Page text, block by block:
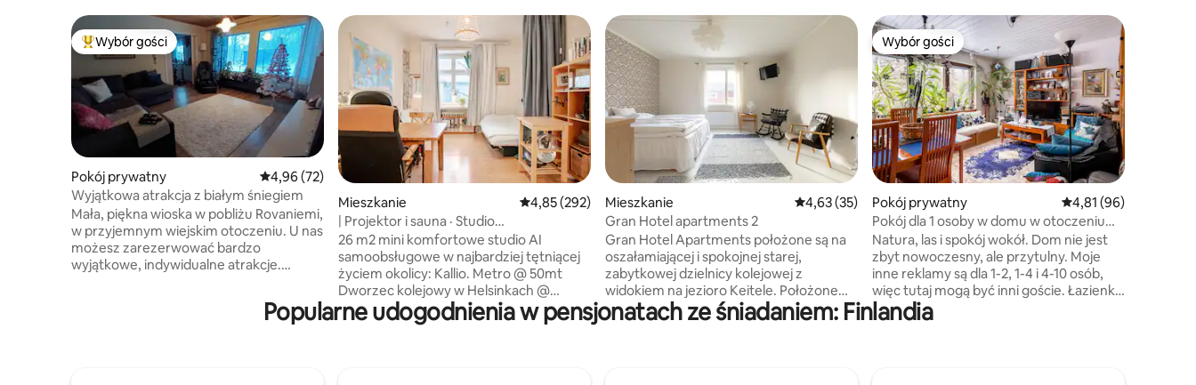
Najpopularniejsze z kategorii Wybór gości
Wybór gości
Pokój prywatny Średnia ocena: 4,96 na 5, liczba recenzji: 72
4,96 (72)
Wyjątkowa atrakcja z białym śniegiem
Mała, piękna wioska w pobliżu Rovaniemi,
w przyjemnym wiejskim otoczeniu. U nas
możesz zarezerwować bardzo
wyjątkowe, indywidualne atrakcje.
osobę Grillowanie kiełbasek przy ognisku
30 € za osobę Wycieczka na Auttikönkäki
Mieszkanie Średnia ocena: 4,85 na 5, liczba recenzji: 292
4,85 (292)
| Projektor i sauna · Studio
z nowoczesnym wyposażeniem ·
26 m2 mini komfortowe studio AI
samoobsługowe w najbardziej tętniącej
życiem okolicy: Kallio. Metro @ 50mt
Dworzec kolejowy w Helsinkach @
1,8 km PRANIE Jak reszta, jest
samoobsługowy. ROWERY 5X Ciesz się
Mieszkanie Średnia ocena: 4,63 na 5, liczba recenzji: 35
4,63 (35)
Gran Hotel apartments 2
Gran Hotel Apartments położone są na
oszałamiającej i spokojnej starej,
zabytkowej dzielnicy kolejowej z
widokiem na jezioro Keitele. Położone
zaledwie kilka minut spacerem od
centrum Suolahti, gdzie znajdują się
Wybór gości
Wybór gości
Pokój prywatny Średnia ocena: 4,81
4,81 (96)
Pokój dla 1 osoby w domu w otoczeniu
przyrody
Natura, las i spokój wokół. Dom nie jest
zbyt nowoczesny, ale przytulny. Moje
inne reklamy są dla 1-2, 1-4 i 4-10 osób,
więc tutaj mogą być inni goście. Łazienka
i kuchnia są wspólne. Sauna 1/tydzień.
Wycieczki przyrodnicze za dodatkową
Popularne udogodnienia w pensjonatach ze śniadaniem: Finlandia